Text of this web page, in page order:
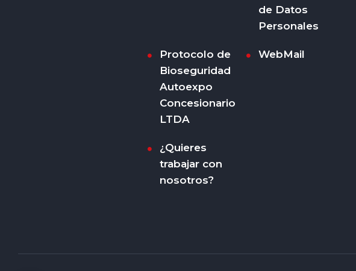
de Datos
Personales
Protocolo de
Bioseguridad
Autoexpo
Concesionario
LTDA
WebMail
¿Quieres
trabajar con
nosotros?